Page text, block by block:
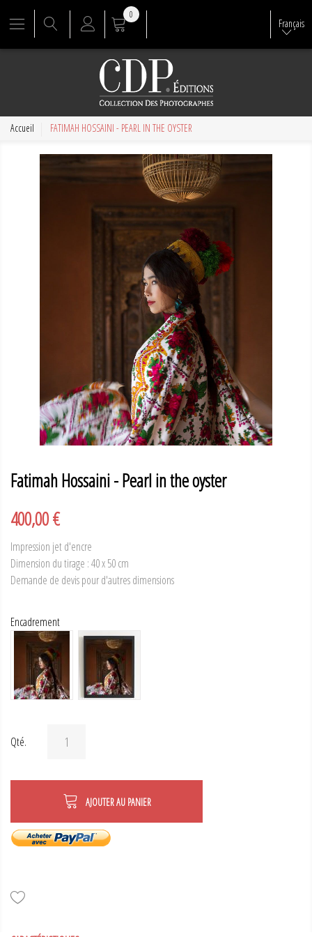
Français
0
Accueil FATIMAH HOSSAINI - PEARL IN THE OYSTER
Fatimah Hossaini - Pearl in the oyster
400,00 €
Impression jet d'encre
Dimension du tirage : 40 x 50 cm
Demande de devis pour d'autres dimensions
Encadrement
Qté.
AJOUTER AU PANIER